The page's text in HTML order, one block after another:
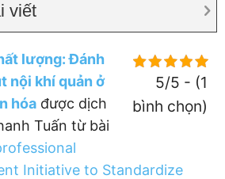
viết
5/5 - (1
bình chọn)
lượng: Đánh
nội khí quản ở
hóa được dịch
Tuấn từ bài
Initiative to Standardize